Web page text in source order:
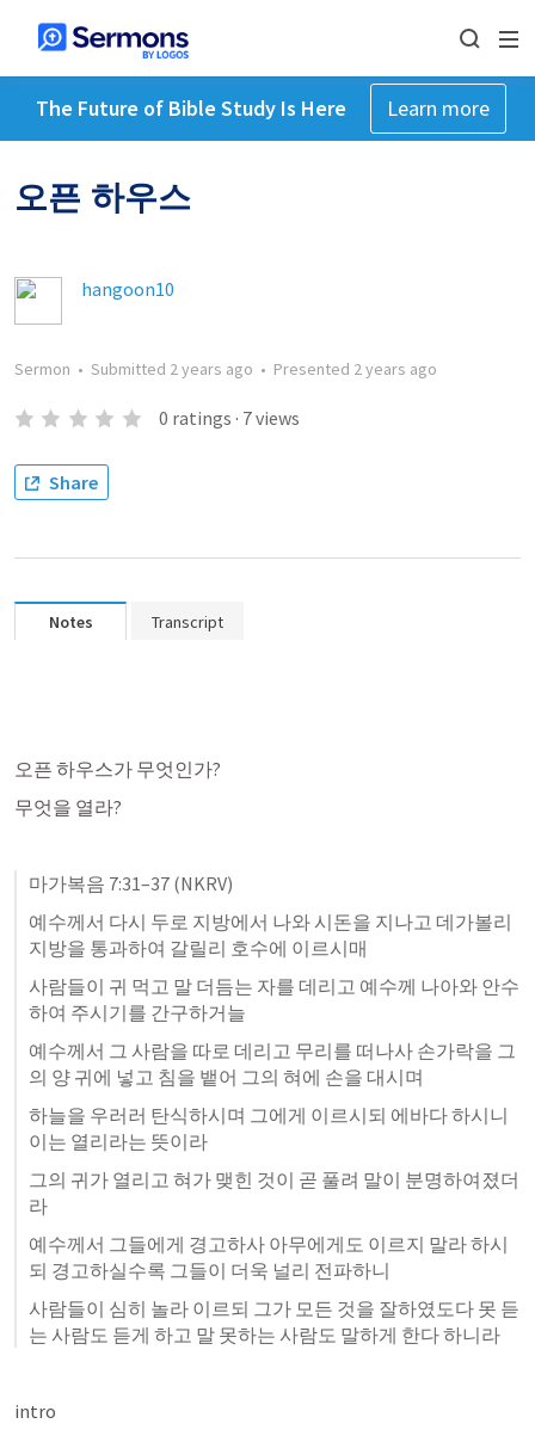
The Future of Bible Study Is Here Learn more
오픈 하우스
hangoon10
Sermon • Submitted 2 years ago • Presented 2 years ago
0 ratings · 7views
Share
Notes Transcript
오픈 하우스가 무엇인가?
무엇을 열라?
마가복음 7:31–37 (NKRV)
예수께서 다시 두로 지방에서 나와 시돈을 지나고 데가볼리
지방을 통과하여 갈릴리 호수에 이르시매
사람들이 귀 먹고 말 더듬는 자를 데리고 예수께 나아와 안수
하여 주시기를 간구하거늘
예수께서 그 사람을 따로 데리고 무리를 떠나사 손가락을 그
의 양 귀에 넣고 침을 뱉어 그의 혀에 손을 대시며
하늘을 우러러 탄식하시며 그에게 이르시되 에바다 하시니
이는 열리라는 뜻이라
그의 귀가 열리고 혀가 맺힌 것이 곧 풀려 말이 분명하여졌더
라
예수께서 그들에게 경고하사 아무에게도 이르지 말라 하시
되 경고하실수록 그들이 더욱 널리 전파하니
사람들이 심히 놀라 이르되 그가 모든 것을 잘하였도다 못 듣
는 사람도 듣게 하고 말 못하는 사람도 말하게 한다 하니라
intro